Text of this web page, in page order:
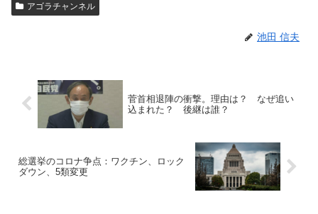
アゴラチャンネル
池田 信夫
菅首相退陣の衝撃。理由は？ なぜ追い
込まれた？ 後継は誰？
総選挙のコロナ争点：ワクチン、ロック
ダウン、5類変更